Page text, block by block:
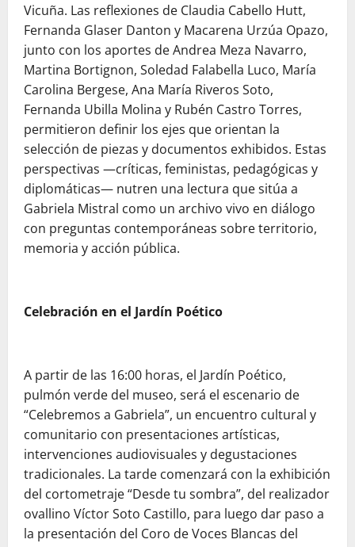
Vicuña. Las reflexiones de Claudia Cabello Hutt,
Fernanda Glaser Danton y Macarena Urzúa Opazo,
junto con los aportes de Andrea Meza Navarro,
Martina Bortignon, Soledad Falabella Luco, María
Carolina Bergese, Ana María Riveros Soto,
Fernanda Ubilla Molina y Rubén Castro Torres,
permitieron definir los ejes que orientan la
selección de piezas y documentos exhibidos. Estas
perspectivas —críticas, feministas, pedagógicas y
diplomáticas— nutren una lectura que sitúa a
Gabriela Mistral como un archivo vivo en diálogo
con preguntas contemporáneas sobre territorio,
memoria y acción pública.
Celebración en el Jardín Poético
A partir de las 16:00 horas, el Jardín Poético,
pulmón verde del museo, será el escenario de
“Celebremos a Gabriela”, un encuentro cultural y
comunitario con presentaciones artísticas,
intervenciones audiovisuales y degustaciones
tradicionales. La tarde comenzará con la exhibición
del cortometraje “Desde tu sombra”, del realizador
ovallino Víctor Soto Castillo, para luego dar paso a
la presentación del Coro de Voces Blancas del